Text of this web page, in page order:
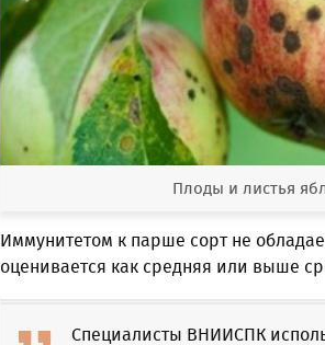
Плоды и листья
Иммунитетом к парше сорт не
оценивается как средняя или выше
Специалисты ВНИИСПК